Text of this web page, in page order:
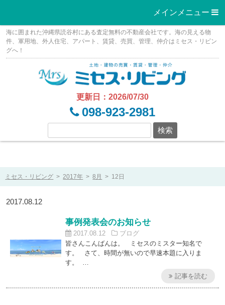
メインメニュー 
Skip
content
海に囲まれた沖縄県読谷村にある査定無料の不動産会社です。海の見える物
件、軍用地、外人住宅、アパート、賃貸、売買、管理、仲介はミセス・リビン
グへ！
更新日：2026/07/30
098-923-2981
ミセス・リビング > 2017年 > 8月 > 12日
2017.08.12
事例発表会のお知らせ
2017.08.12
ブログ
皆さんこんばんは。 ミセスのミスター知名で
す。 さて、時間が無いので早速本題に入りま
す。 …
記事を読む